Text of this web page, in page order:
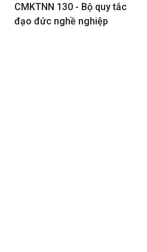
CMKTNN 130 - Bộ quy tắc
đạo đức nghề nghiệp